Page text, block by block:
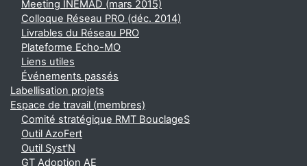
Meeting INEMAD (mars 2015)
Colloque Réseau PRO (déc. 2014)
Livrables du Réseau PRO
Plateforme Echo-MO
Liens utiles
Événements passés
Labellisation projets
Espace de travail (membres)
Comité stratégique RMT BouclageS
Outil AzoFert
Outil Syst'N
GT Adoption AE